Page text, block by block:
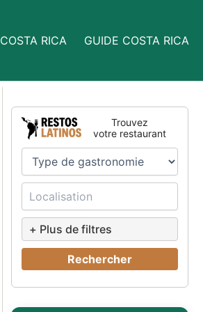
COSTA RICA GUIDE COSTA RICA
Trouvez
votre restaurant
+ Plus de filtres
Rechercher